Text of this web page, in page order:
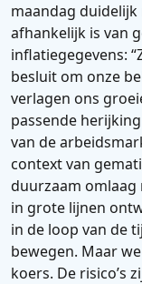
maandag duidelijk
afhankelijk is van
inflatiegegevens:
besluit om onze
verlagen ons
passende
van de
context van
duurzaam omlaag
in grote lijnen
in de loop van de
bewegen. Maar
koers. De risico’s